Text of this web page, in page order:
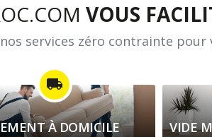
VOUS
services zéro contrainte pour
local_shipping
À DOMICILE VIDE